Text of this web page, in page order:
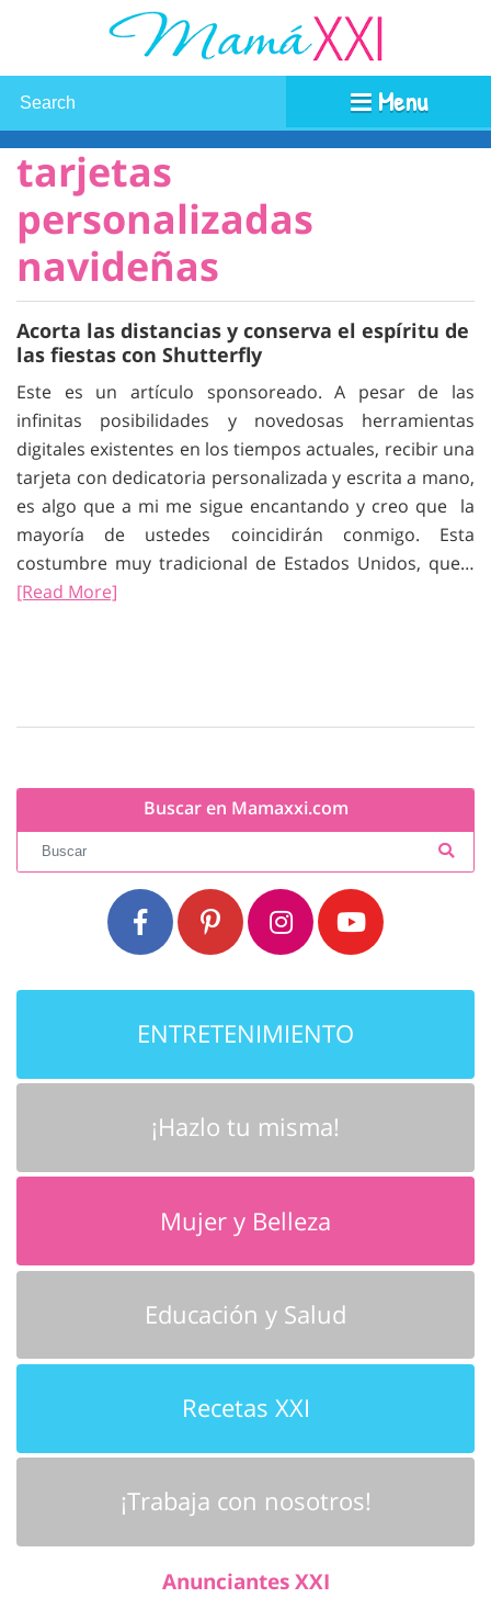
Menu
tarjetas
personalizadas
navideñas
Acorta las distancias y conserva el espíritu de
las fiestas con Shutterfly
Este es un artículo sponsoreado. A pesar de las
infinitas posibilidades y novedosas herramientas
digitales existentes en los tiempos actuales, recibir una
tarjeta con dedicatoria personalizada y escrita a mano,
es algo que a mi me sigue encantando y creo que la
mayoría de ustedes coincidirán conmigo. Esta
costumbre muy tradicional de Estados Unidos, que…
[Read More]
Buscar en Mamaxxi.com
ENTRETENIMIENTO
¡Hazlo tu misma!
Mujer y Belleza
Educación y Salud
Recetas XXI
¡Trabaja con nosotros!
Anunciantes XXI